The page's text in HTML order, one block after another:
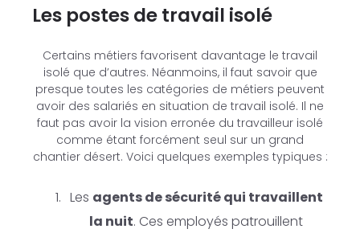
Les postes de travail isolé
Certains métiers favorisent davantage le travail
isolé que d’autres. Néanmoins, il faut savoir que
presque toutes les catégories de métiers peuvent
avoir des salariés en situation de travail isolé. Il ne
faut pas avoir la vision erronée du travailleur isolé
comme étant forcément seul sur un grand
chantier désert. Voici quelques exemples typiques :
Les agents de sécurité qui travaillent
la nuit. Ces employés patrouillent